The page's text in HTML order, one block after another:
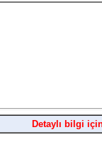
Detaylı bilgi